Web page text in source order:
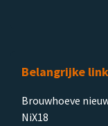
Belangrijke
Brouwhoeve
NiX18